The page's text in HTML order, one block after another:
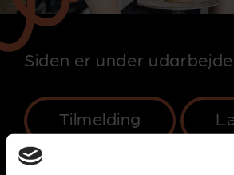
Siden er under
Tilmelding